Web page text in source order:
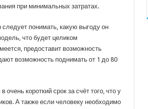
при минимальных затратах.
понимать, какую выгоду он
что будет целиком
предоставит возможность
возможность поднимать от 1 до 80
короткий срок за счёт того, что у
А также если человеку необходимо